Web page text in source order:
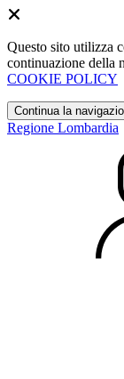
Questo sito utilizza
continuazione della
COOKIE POLICY
Continua la
Regione Lombardia